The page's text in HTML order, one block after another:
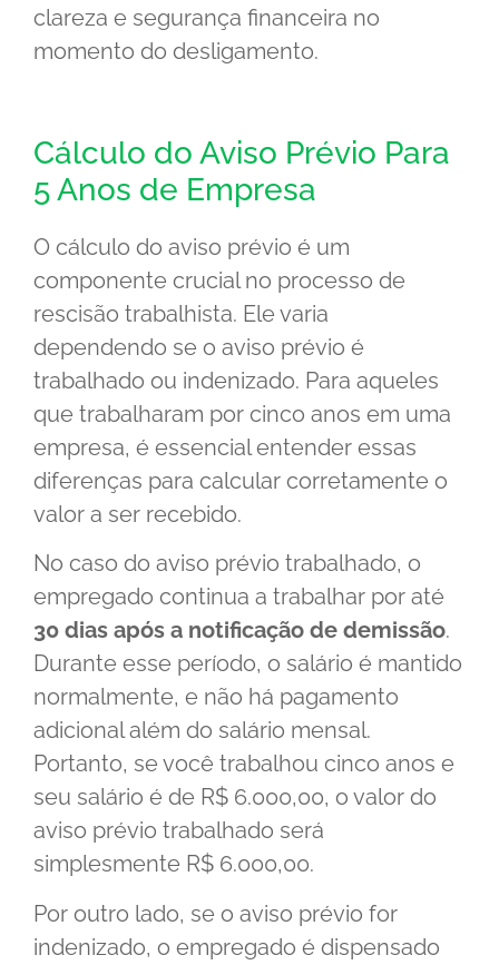
clareza e segurança financeira no
momento do desligamento.
Cálculo do Aviso Prévio Para
5 Anos de Empresa
O cálculo do aviso prévio é um
componente crucial no processo de
rescisão trabalhista. Ele varia
dependendo se o aviso prévio é
trabalhado ou indenizado. Para aqueles
que trabalharam por cinco anos em uma
empresa, é essencial entender essas
diferenças para calcular corretamente o
valor a ser recebido.
No caso do aviso prévio trabalhado, o
empregado continua a trabalhar por até
30 dias após a notificação de demissão.
Durante esse período, o salário é mantido
normalmente, e não há pagamento
adicional além do salário mensal.
Portanto, se você trabalhou cinco anos e
seu salário é de R$ 6.000,00, o valor do
aviso prévio trabalhado será
simplesmente R$ 6.000,00.
Por outro lado, se o aviso prévio for
indenizado, o empregado é dispensado